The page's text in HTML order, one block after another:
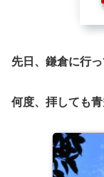
先日、鎌倉に行っ
何度、拝しても